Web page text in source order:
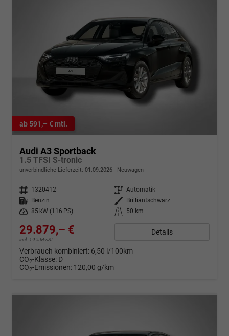
ab 591,– € mtl.
Audi A3 Sportback
1.5 TFSI S-tronic
unverbindliche Lieferzeit: 01.09.2026 Neuwagen
Fahrzeugnr. 1320412 Getriebe Automatik
Kraftstoff
Benzin Außenfarbe
Brilliantschwarz
Leistung
85 kW (116 PS) Kilometerstand 50 km
29.879,– €
incl. 19% MwSt.
Details
Verbrauch kombiniert: 6,50 l/100km
CO2-Klasse: D
CO2-Emissionen: 120,00 g/km